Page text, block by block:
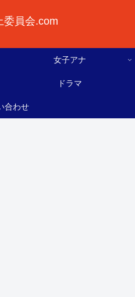
委員会.com
女子アナ
ドラマ
合わせ